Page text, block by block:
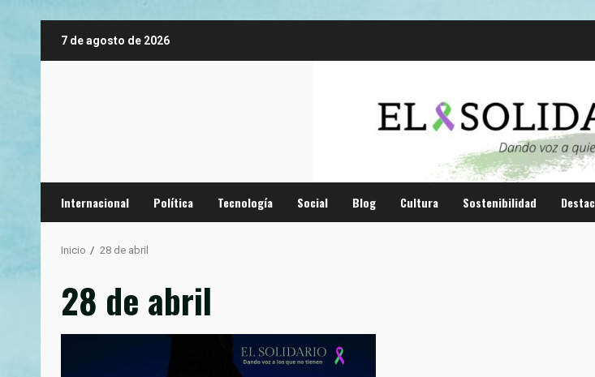
7 de agosto de 2026
Internacional Política Tecnología Social Blog Cultura Sostenibilidad
Inicio 28 de abril
28 de abril